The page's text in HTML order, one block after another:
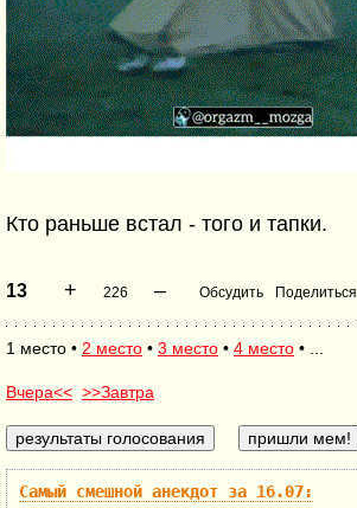
Кто раньше встал - того и тапки.
13 + 226 – Обсудить Поделиться
1 место • 2 место • 3 место • 4 место • ...
Вчера<< >>Завтра
Самый смешной анекдот за 16.07: